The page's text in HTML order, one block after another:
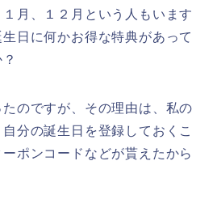
月、１２月という人もいます
日に何かお得な特典があって
のですが、その理由は、私の
分の誕生日を登録しておくこ
ポンコードなどが貰えたから